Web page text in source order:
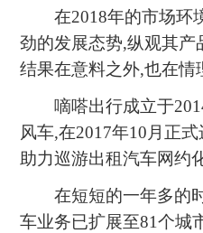
在2018年的市场环
劲的发展态势,纵观其产
结果在意料之外,也在情
嘀嗒出行成立于
风车,在2017年10月正
助力巡游出租汽车网约
在短短的一年多的时
车业务已扩展至81个城